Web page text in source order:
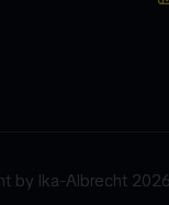
by Ika-Albrecht